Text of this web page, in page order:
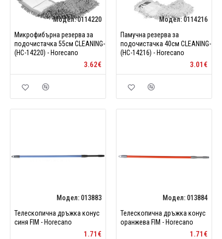
Модел:0114220
Микрофибърна резерва за
подочистачка 55см CLEANING-
(HC-14220) - Horecano
3.62€
Модел: 0114216
Памучна резерва за
подочистачка 40см CLEANING-
(HC-14216) - Horecano
3.01€
Модел: 013883
Телескопична дръжка конус
синя FIM - Horecano
1.71€
Модел: 013884
Телескопична дръжка конус
оранжева FIM - Horecano
1.71€